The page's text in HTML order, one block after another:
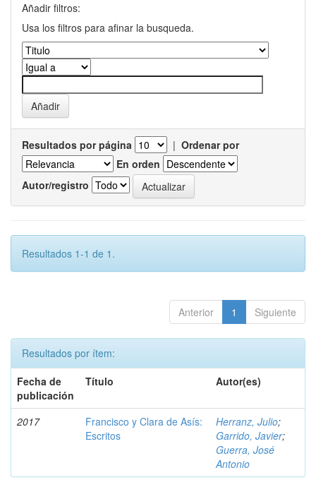
Añadir filtros:
Usa los filtros para afinar la busqueda.
Resultados por página | Ordenar por
En orden
Autor/registro
Resultados 1-1 de 1.
Anterior 1 Siguiente
Resultados por ítem:
Fecha de
publicación
Título Autor(es)
2017
Francisco y Clara de Asís:
Escritos
Herranz, Julio;
Garrido, Javier;
Guerra, José
Antonio